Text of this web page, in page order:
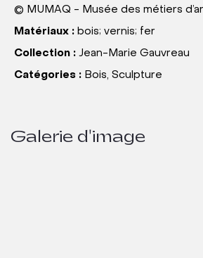
© MUMAQ - Musée des métiers
Matériaux : bois; vernis; fer
Collection : Jean-Marie Gauvreau
Catégories : Bois, Sculpture
Galerie d'image